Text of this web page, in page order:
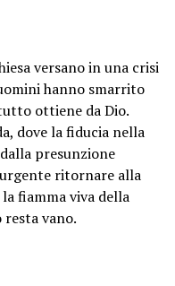
versano in una crisi
hanno smarrito
ottiene da Dio.
dove la fiducia nella
presunzione
urgente ritornare alla
fiamma viva della
resta vano.